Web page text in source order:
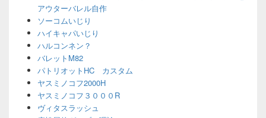
アウターバレル自作
ソーコムいじり
ハイキャパいじり
ハルコンネン？
バレットM82
パトリオットHC カスタム
ヤスミノコフ2000H
ヤスミノコフ３０００R
ヴィタスラッシュ